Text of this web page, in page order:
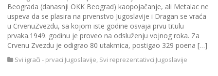
Beograda (danasnji OKK Beograd) kaopojačanje, ali Metalac ne
uspeva da se plasira na prvenstvo Jugoslavije i Dragan se vraća
u CrvenuZvezdu, sa kojom iste godine osvaja prvu titulu
prvaka.1949. godinu je proveo na odsluženju vojnog roka. Za
Crvenu Zvezdu je odigrao 80 utakmica, postigao 329 poena […]
Svi igrači - prvaci Jugoslavije, Svi reprezentativci Jugoslavije